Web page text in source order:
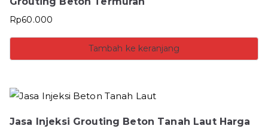
Rp60.000
Tambah ke keranjang
Jasa Injeksi Grouting Beton Tanah Laut Harga